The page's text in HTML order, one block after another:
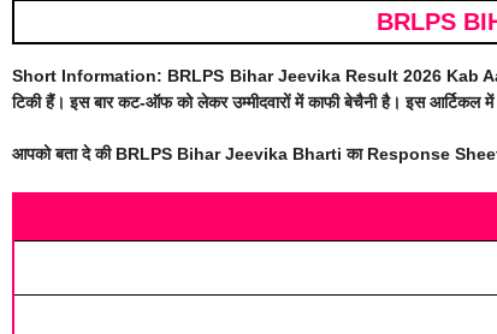
BRLPS
Short Information: BRLPS Bihar Jeevika Result 2026 Kab
टिकी हैं। इस बार कट-ऑफ को लेकर उम्मीदवारों में काफी बेचैनी है। इस
आपको बता दे की BRLPS Bihar Jeevika Bharti का Response Sheet 11